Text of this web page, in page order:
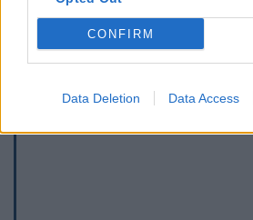
CONFIRM
Data Deletion Data Access
Afficher la carte